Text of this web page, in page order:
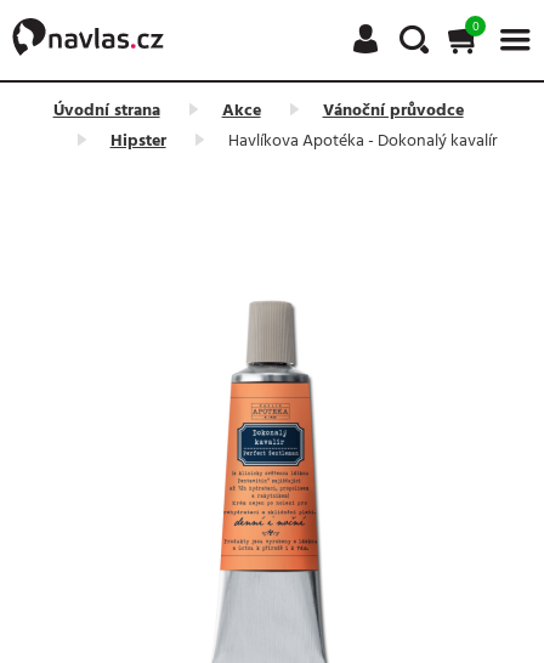
0
Úvodní strana Akce
Vánoční průvodce
Hipster
Havlíkova Apotéka - Dokonalý kavalír